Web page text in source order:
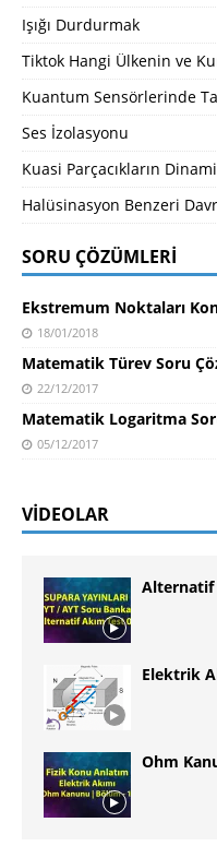
Işığı Durdurmak
Tiktok Hangi Ülkenin ve
Kuantum Sensörlerinde
Ses İzolasyonu
Kuasi Parçacıkların
Halüsinasyon Benzeri
SORU ÇÖZÜMLERI
Ekstremum Noktaları
18/01/2018
Matematik Türev Soru
22/12/2017
Matematik Logaritma
05/12/2017
VIDEOLAR
Alternatif
Elektrik
Ohm